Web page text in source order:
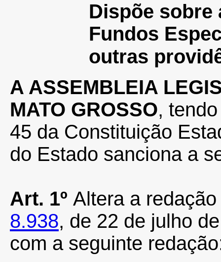
Dispõe sobre
Fundos
outras
A ASSEMBLEIA
MATO GROSSO,
45 da Constituição
do Estado sanciona a
Art. 1º Altera a redação
8.938, de 22 de julho
com a seguinte